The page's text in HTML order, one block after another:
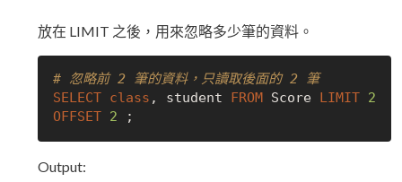
放在 LIMIT 之後，用來忽略多少筆的資料。
# 忽略前 2 筆的資料，只讀取後面的 2 筆
SELECT class , student FROM Score LIMIT 2
OFFSET 2
Output: